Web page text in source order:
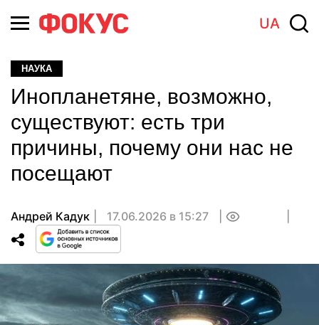
UA
НАУКА
Инопланетяне, возможно,
существуют: есть три
причины, почему они нас не
посещают
Андрей Кадук 17.06.2026 в 15:27